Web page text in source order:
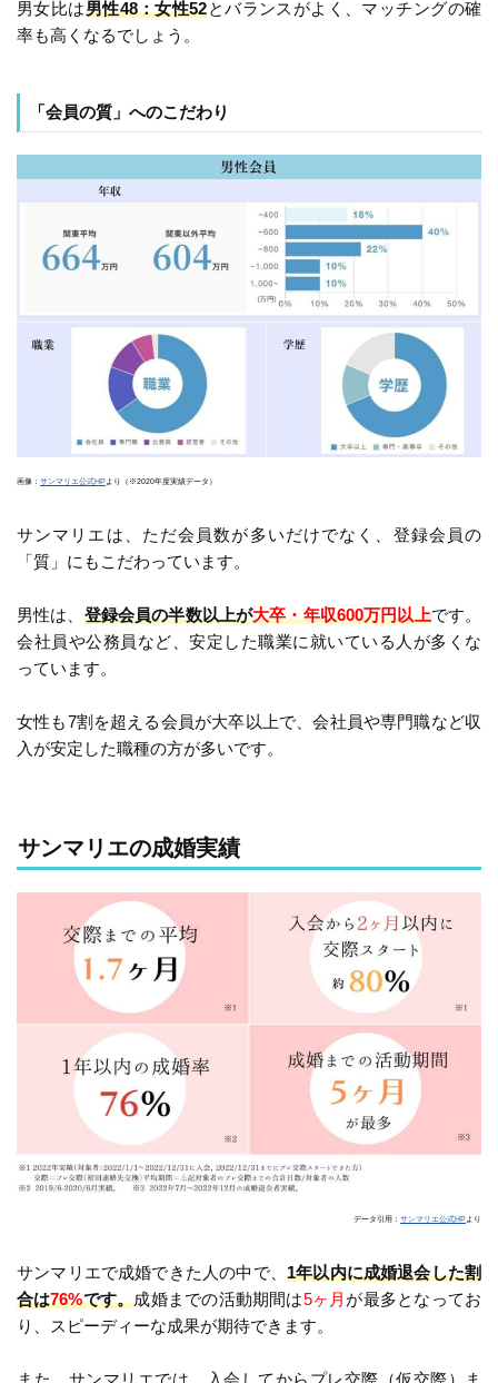
男女比は男性48：女性52とバランスがよく、マッチングの確
率も高くなるでしょう。
「会員の質」へのこだわり
画像： サンマリエ公式HP より（※2020年度実績データ）
サンマリエは、ただ会員数が多いだけでなく、登録会員の
「質」にもこだわっています。
男性は、 登録会員の半数以上が大卒・年収600万円以上です。
会社員や公務員など、安定した職業に就いている人が多くな
っています。
女性も7割を超える会員が大卒以上で、会社員や専門職など収
入が安定した職種の方が多いです。
サンマリエの成婚実績
データ引用： サンマリエ公式HP より
サンマリエで成婚できた人の中で、 1年以内に成婚退会した割
合は76%です。成婚までの活動期間は5ヶ月 が最多となってお
り、スピーディーな成果が期待できます。
また、サンマリエでは、入会してからプレ交際（仮交際）ま